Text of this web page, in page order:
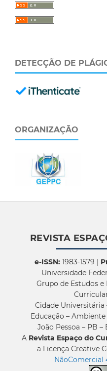
DETECÇÃO DE
ORGANIZAÇÃO
REVISTA
e-ISSN:1983-1579 |
Universidade
Grupo de Estudos
Cidade Universitária
Educação –
João Pessoa – PB –
A Revista Espaço do
a Licença Creative
NãoComercial